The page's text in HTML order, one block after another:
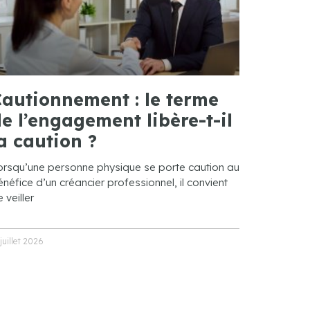
: le terme
l’engagement libère-t-il
caution ?
personne physique se porte caution au
d’un créancier professionnel, il convient
veiller
juillet 2026